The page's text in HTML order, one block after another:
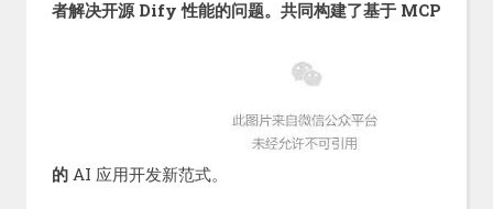
者解决开源 Dify 性能的问题。共同构建了基于 MCP
的 AI 应用开发新范式。